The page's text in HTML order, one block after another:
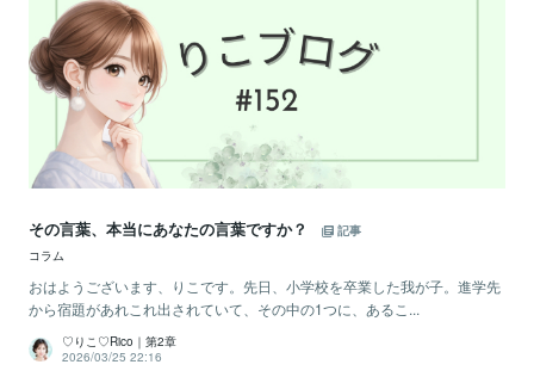
その言葉、本当にあなたの言葉ですか？
記事
コラム
おはようございます、りこです。先日、小学校を卒業した我が子。進学先
から宿題があれこれ出されていて、その中の1つに、あるこ...
♡りこ♡Rico｜第2章
2026/03/25 22:16